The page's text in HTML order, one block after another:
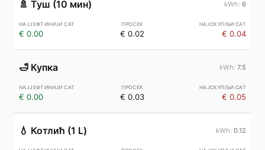
🚿 Туш (10 мин) 6
€ 0.00 € 0.02 € 0.04
🛁 Купка 7.5
€ 0.00 € 0.03 € 0.05
💧 Котлић (1 L) 0.12